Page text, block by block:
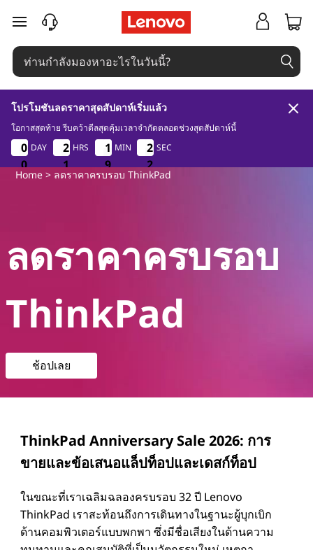
T
h
n
k
P
A
i
v
e
ข้ามไปที่เนื้อหาหลัก
โปรโมชันลดราคาสุดสัปดาห์เริ่มแล้ว
โอกาสสุดท้าย รีบคว้าดีลสุดคุ้มเวลาจำกัดตลอดช่วงสุดสัปดาห์นี้
0
0
0
0
0
0
0
0
DAY
2
1
2
1
2
1
2
1
HRS
1
9
1
9
1
9
1
9
MIN 2
1
2
0
2
1
2
0
SEC
Home > ลดราคาครบรอบ ThinkPad
ลดราคาครบรอบ
ThinkPad
ช้อปเลย
ThinkPad Anniversary Sale 2026: การ
ขายและข้อเสนอแล็ปท็อปและเดสก์ท็อป
ในขณะที่เราเฉลิมฉลองครบรอบ 32 ปี Lenovo
ThinkPad เราสะท้อนถึงการเดินทางในฐานะผู้บุกเบิก
ด้านคอมพิวเตอร์แบบพกพา ซึ่งมีชื่อเสียงในด้านความ